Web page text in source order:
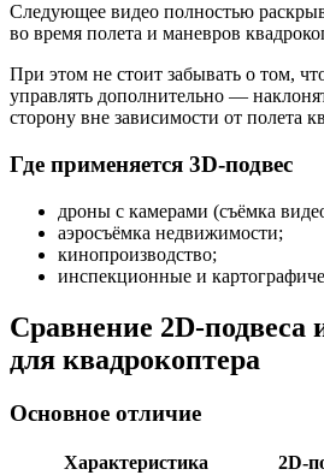
Следующее видео полностью
во время полета и маневров
При этом не стоит забывать о том,
управлять дополнительно —
сторону вне зависимости от полета
Где применяется 3D-подвес
дроны с камерами (съёмка
аэросъёмка недвижимости;
кинопроизводство;
инспекционные и
Сравнение 2D-подвеса
для квадрокоптера
Основное отличие
Характеристика 2D-